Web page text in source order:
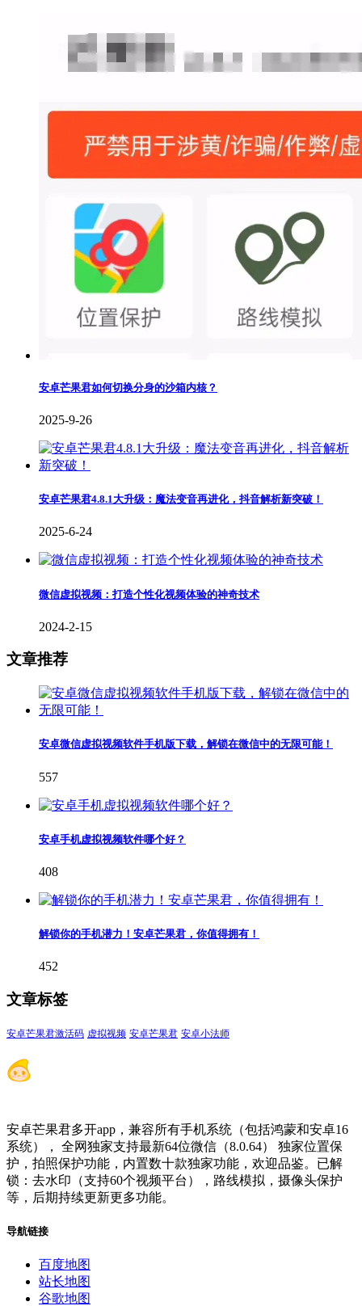
安卓芒果君如何切换分身的沙箱内核？
2025-9-26
安卓芒果君4.8.1大升级：魔法变音再进化，抖音解析新突破！
2025-6-24
微信虚拟视频：打造个性化视频体验的神奇技术
2024-2-15
文章推荐
安卓微信虚拟视频软件手机版下载，解锁在微信中的无限可能！
557
安卓手机虚拟视频软件哪个好？
408
解锁你的手机潜力！安卓芒果君，你值得拥有！
452
文章标签
安卓芒果君激活码 虚拟视频 安卓芒果君 安卓小法师
安卓芒果君多开app，兼容所有手机系统（包括鸿蒙和安卓16
系统）， 全网独家支持最新64位微信（8.0.64） 独家位置保
护，拍照保护功能，内置数十款独家功能，欢迎品鉴。已解
锁：去水印（支持60个视频平台），路线模拟，摄像头保护
等，后期持续更新更多功能。
导航链接
百度地图
站长地图
谷歌地图